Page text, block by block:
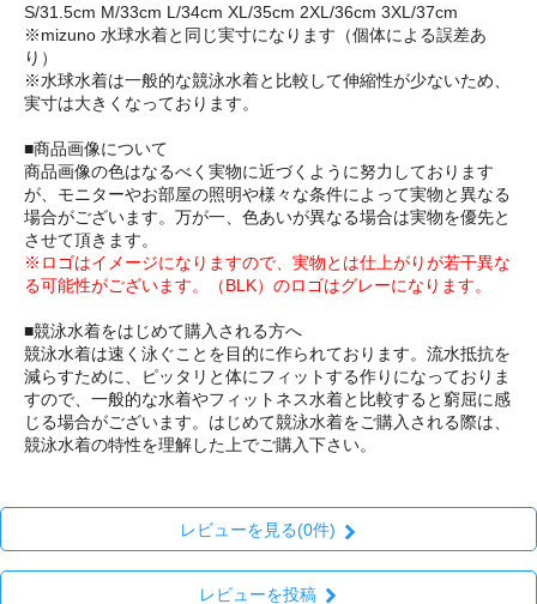
S/31.5cm M/33cm L/34cm XL/35cm 2XL/36cm 3XL/37cm
※mizuno 水球水着と同じ実寸になります（個体による誤差あ
り）
※水球水着は一般的な競泳水着と比較して伸縮性が少ないため、
実寸は大きくなっております。
■商品画像について
商品画像の色はなるべく実物に近づくように努力しております
が、モニターやお部屋の照明や様々な条件によって実物と異なる
場合がございます。万が一、色あいが異なる場合は実物を優先と
させて頂きます。
※ロゴはイメージになりますので、実物とは仕上がりが若干異な
る可能性がございます。（BLK）のロゴはグレーになります。
■競泳水着をはじめて購入される方へ
競泳水着は速く泳ぐことを目的に作られております。流水抵抗を
減らすために、ピッタリと体にフィットする作りになっておりま
すので、一般的な水着やフィットネス水着と比較すると窮屈に感
じる場合がございます。はじめて競泳水着をご購入される際は、
競泳水着の特性を理解した上でご購入下さい。
レビューを見る(0件)
レビューを投稿